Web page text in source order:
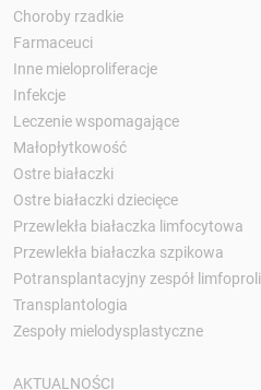
Choroby rzadkie
Farmaceuci
Inne mieloproliferacje
Infekcje
Leczenie wspomagające
Małopłytkowość
Ostre białaczki
Ostre białaczki dziecięce
Przewlekła białaczka limfocytowa
Przewlekła białaczka szpikowa
Potransplantacyjny zespół
Transplantologia
Zespoły mielodysplastyczne
AKTUALNOŚCI